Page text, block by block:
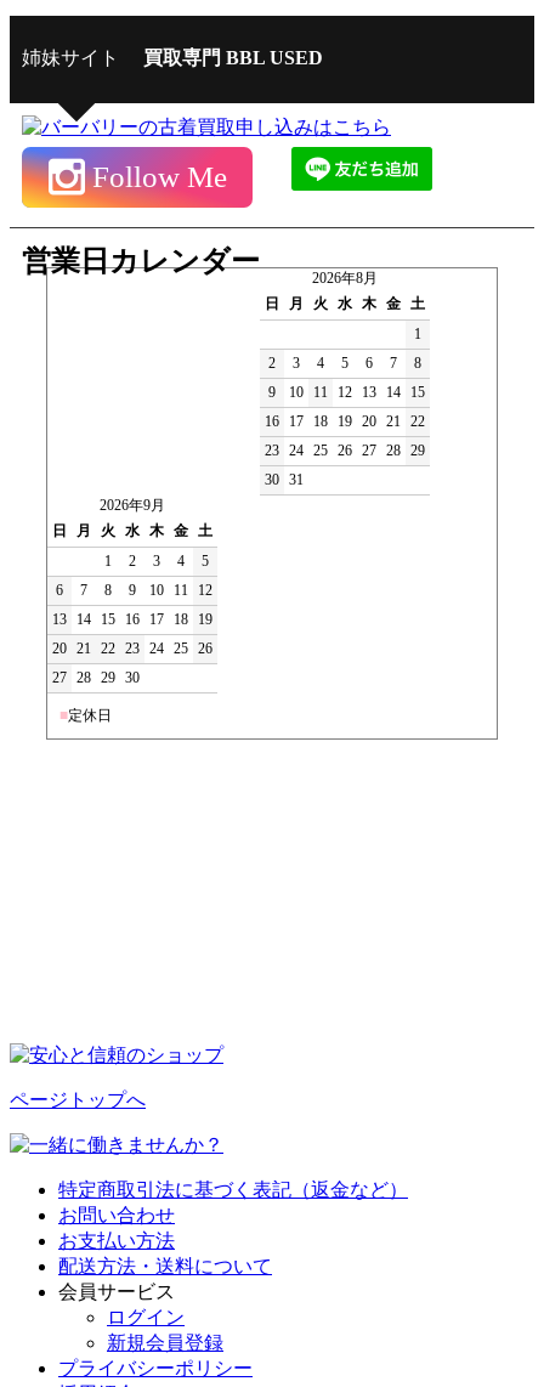
姉妹サイト 買取専門 BBL USED
Follow Me
営業日カレンダー
2026年8月
日
月 火 水 木 金 土
1
2
3 4 5 6 7
8
9
10 11 12 13 14
15
16
17 18 19 20 21 22
23 24 25 26 27 28 29
30 31
2026年9月
日
月 火 水 木 金 土
1
2 3 4
5
6
7 8 9 10 11
12
13
14 15 16 17 18
19
20 21 22 23 24 25 26
27 28 29 30
■定休日
ページトップへ
特定商取引法に基づく表記（返金など）
お問い合わせ
お支払い方法
配送方法・送料について
会員サービス
ログイン
新規会員登録
プライバシーポリシー